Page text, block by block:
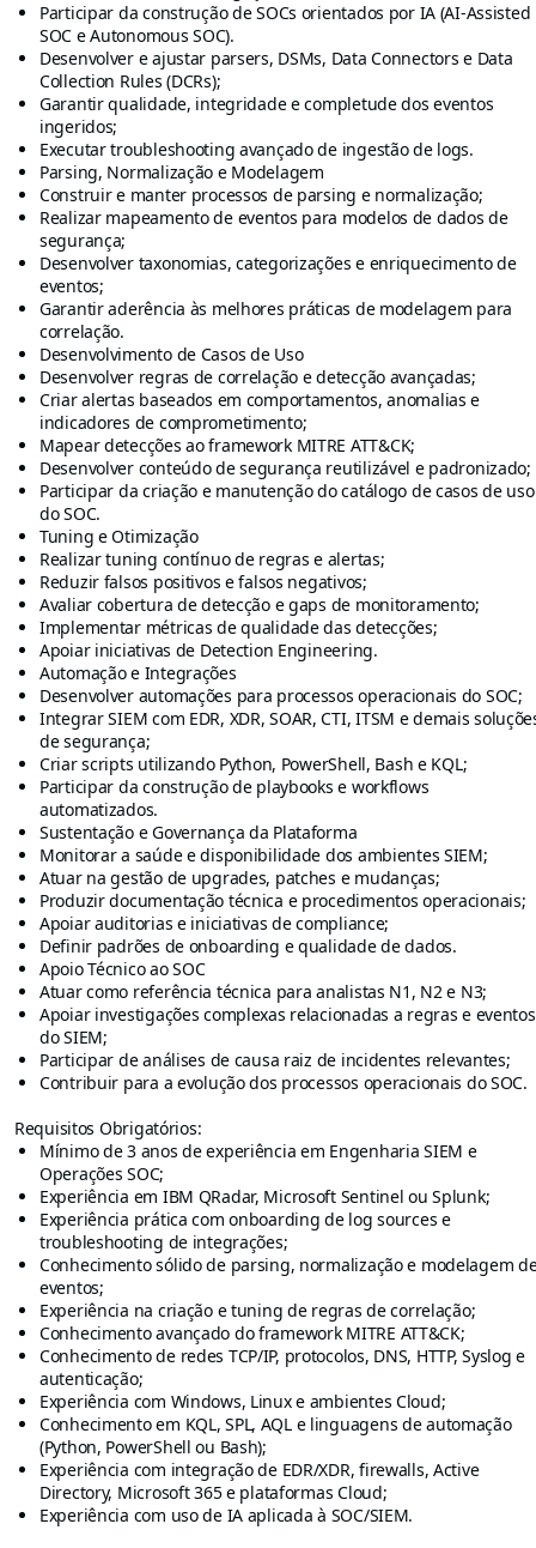
Participar da construção de SOCs orientados por IA (AI-Assisted
SOC e Autonomous SOC).
Desenvolver e ajustar parsers, DSMs, Data Connectors e Data
Collection Rules (DCRs);
Garantir qualidade, integridade e completude dos eventos
ingeridos;
Executar troubleshooting avançado de ingestão de logs.
Parsing, Normalização e Modelagem
Construir e manter processos de parsing e normalização;
Realizar mapeamento de eventos para modelos de dados de
segurança;
Desenvolver taxonomias, categorizações e enriquecimento de
eventos;
Garantir aderência às melhores práticas de modelagem para
correlação.
Desenvolvimento de Casos de Uso
Desenvolver regras de correlação e detecção avançadas;
Criar alertas baseados em comportamentos, anomalias e
indicadores de comprometimento;
Mapear detecções ao framework MITRE ATT&CK;
Desenvolver conteúdo de segurança reutilizável e padronizado;
Participar da criação e manutenção do catálogo de casos de uso
do SOC.
Tuning e Otimização
Realizar tuning contínuo de regras e alertas;
Reduzir falsos positivos e falsos negativos;
Avaliar cobertura de detecção e gaps de monitoramento;
Implementar métricas de qualidade das detecções;
Apoiar iniciativas de Detection Engineering.
Automação e Integrações
Desenvolver automações para processos operacionais do SOC;
Integrar SIEM com EDR, XDR, SOAR, CTI, ITSM e demais
de segurança;
Criar scripts utilizando Python, PowerShell, Bash e KQL;
Participar da construção de playbooks e workflows
automatizados.
Sustentação e Governança da Plataforma
Monitorar a saúde e disponibilidade dos ambientes SIEM;
Atuar na gestão de upgrades, patches e mudanças;
Produzir documentação técnica e procedimentos operacionais;
Apoiar auditorias e iniciativas de compliance;
Definir padrões de onboarding e qualidade de dados.
Apoio Técnico ao SOC
Atuar como referência técnica para analistas N1, N2 e N3;
Apoiar investigações complexas relacionadas a regras e eventos
do SIEM;
Participar de análises de causa raiz de incidentes relevantes;
Contribuir para a evolução dos processos operacionais do SOC.
Requisitos Obrigatórios:
Mínimo de 3 anos de experiência em Engenharia SIEM e
Operações SOC;
Experiência em IBM QRadar, Microsoft Sentinel ou Splunk;
Experiência prática com onboarding de log sources e
troubleshooting de integrações;
Conhecimento sólido de parsing, normalização e modelagem
eventos;
Experiência na criação e tuning de regras de correlação;
Conhecimento avançado do framework MITRE ATT&CK;
Conhecimento de redes TCP/IP, protocolos, DNS, HTTP, Syslog e
autenticação;
Experiência com Windows, Linux e ambientes Cloud;
Conhecimento em KQL, SPL, AQL e linguagens de automação
(Python, PowerShell ou Bash);
Experiência com integração de EDR/XDR, firewalls, Active
Directory, Microsoft 365 e plataformas Cloud;
Experiência com uso de IA aplicada à SOC/SIEM.